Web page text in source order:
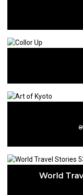
World